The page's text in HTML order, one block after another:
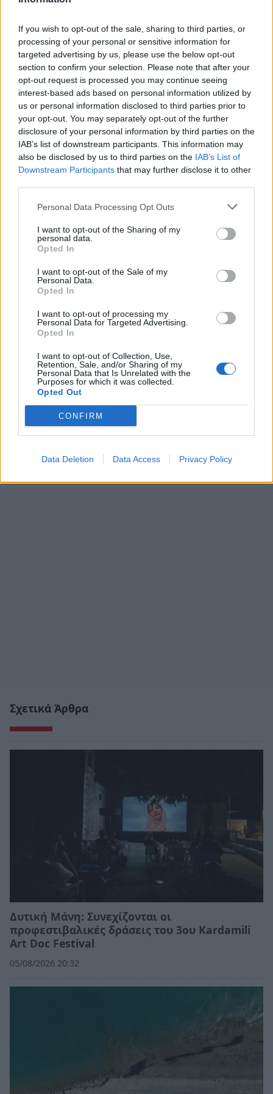
If you wish to opt-out of the sale, sharing to third parties, or
processing of your personal or sensitive information for
targeted advertising by us, please use the below opt-out
section to confirm your selection. Please note that after your
opt-out request is processed you may continue seeing
interest-based ads based on personal information utilized by
us or personal information disclosed to third parties prior to
your opt-out. You may separately opt-out of the further
disclosure of your personal information by third parties on the
IAB’s list of downstream participants. This information may
also be disclosed by us to third parties on the IAB’s List of
Downstream Participants that may further disclose it to other
Personal Data Processing Opt Outs
I want to opt-out of the Sharing of my
personal data.
Opted In
I want to opt-out of the Sale of my
Personal Data.
Opted In
I want to opt-out of processing my
Personal Data for Targeted Advertising.
Opted In
I want to opt-out of Collection, Use,
Retention, Sale, and/or Sharing of my
Personal Data that Is Unrelated with the
Purposes for which it was collected.
Opted Out
CONFIRM
Data Deletion Data Access Privacy Policy
απογόνους του Πετρόμπεη Μαυρομιχάλη και
τους: Πέτρο Τατούλη, Γρηγόρη Αποστολάκο,
Θανάση Δαβάκη, Γιώργο Πουλοκέφαλο, Αλεξ.
Χρυσανθκόπουλο, Φεβρωνία Πατριανάκου,
Βασίλη Μιχαλολιάκο, Σταύρο Αργειτάκο κ.α.
Όλα δείχνουν ότι ο εορτασμός της 17ης
Μαρτίου σύντομα θα αποκτήσει παλλακωνικό
χαρακτήρα ενώ έντονο είναι το ενδιαφέρον και
των Μεσσήνιων Μανιατών.
Δείτε πλούσιο φωτορεπορτάζ (Τάκης Κούρος)
ΠΟΛΙΤΙΣΜΟΣ
Σχετικά Άρθρα
Δυτική Μάνη: Συνεχίζονται οι
προφεστιβαλικές δράσεις του 3ου Kardamili
Art Doc Festival
05/08/2026 20:32